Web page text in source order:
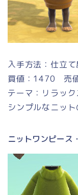
入手方法：仕立て
買値：1470 売
テーマ：リラッ
シンプルなニット
ニットワンピース